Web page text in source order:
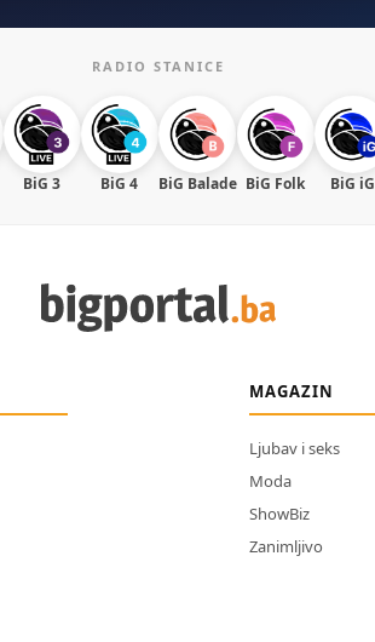
RADIO STANICE
BiG 3 BiG 4 BiG Balade BiG Folk BiG iG
MAGAZIN
Ljubav i seks
Moda
ShowBiz
Zanimljivo